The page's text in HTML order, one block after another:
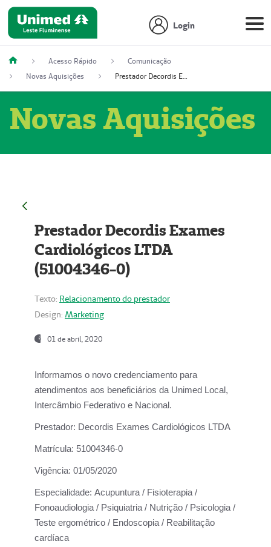
Login
Acesso Rápido
Comunicação
Novas Aquisições
Prestador Decordis Exames Cardiológicos LTDA (51004346-0)
Novas Aquisições
Prestador Decordis Exames
Cardiológicos LTDA
(51004346-0)
Texto: Relacionamento do prestador
Design: Marketing
01 de abril, 2020
Informamos o novo credenciamento para
atendimentos aos beneficiários da Unimed Local,
Intercâmbio Federativo e Nacional.
Prestador: Decordis Exames Cardiológicos LTDA
Matrícula: 51004346-0
Vigência: 01/05/2020
Especialidade: Acupuntura / Fisioterapia /
Fonoaudiologia / Psiquiatria / Nutrição / Psicologia /
Teste ergométrico / Endoscopia / Reabilitação
cardíaca